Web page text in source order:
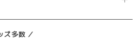
ズ多数 ／